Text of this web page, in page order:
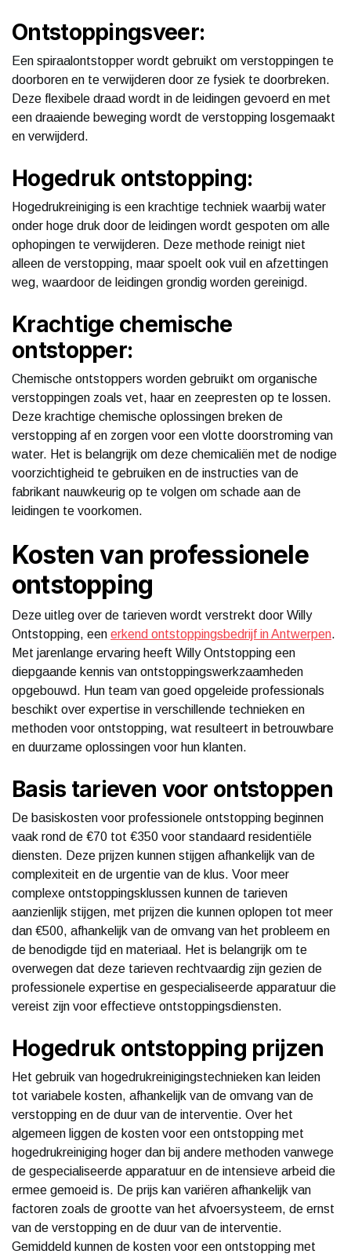
Ontstoppingsveer:
Een spiraalontstopper wordt gebruikt om verstoppingen te
doorboren en te verwijderen door ze fysiek te doorbreken.
Deze flexibele draad wordt in de leidingen gevoerd en met
een draaiende beweging wordt de verstopping losgemaakt
en verwijderd.
Hogedruk ontstopping:
Hogedrukreiniging is een krachtige techniek waarbij water
onder hoge druk door de leidingen wordt gespoten om alle
ophopingen te verwijderen. Deze methode reinigt niet
alleen de verstopping, maar spoelt ook vuil en afzettingen
weg, waardoor de leidingen grondig worden gereinigd.
Krachtige chemische
ontstopper:
Chemische ontstoppers worden gebruikt om organische
verstoppingen zoals vet, haar en zeepresten op te lossen.
Deze krachtige chemische oplossingen breken de
verstopping af en zorgen voor een vlotte doorstroming van
water. Het is belangrijk om deze chemicaliën met de nodige
voorzichtigheid te gebruiken en de instructies van de
fabrikant nauwkeurig op te volgen om schade aan de
leidingen te voorkomen.
Kosten van professionele
ontstopping
Deze uitleg over de tarieven wordt verstrekt door Willy
Ontstopping, een erkend ontstoppingsbedrijf in Antwerpen.
Met jarenlange ervaring heeft Willy Ontstopping een
diepgaande kennis van ontstoppingswerkzaamheden
opgebouwd. Hun team van goed opgeleide professionals
beschikt over expertise in verschillende technieken en
methoden voor ontstopping, wat resulteert in betrouwbare
en duurzame oplossingen voor hun klanten.
Basis tarieven voor ontstoppen
De basiskosten voor professionele ontstopping beginnen
vaak rond de €70 tot €350 voor standaard residentiële
diensten. Deze prijzen kunnen stijgen afhankelijk van de
complexiteit en de urgentie van de klus. Voor meer
complexe ontstoppingsklussen kunnen de tarieven
aanzienlijk stijgen, met prijzen die kunnen oplopen tot meer
dan €500, afhankelijk van de omvang van het probleem en
de benodigde tijd en materiaal. Het is belangrijk om te
overwegen dat deze tarieven rechtvaardig zijn gezien de
professionele expertise en gespecialiseerde apparatuur die
vereist zijn voor effectieve ontstoppingsdiensten.
Hogedruk ontstopping prijzen
Het gebruik van hogedrukreinigingstechnieken kan leiden
tot variabele kosten, afhankelijk van de omvang van de
verstopping en de duur van de interventie. Over het
algemeen liggen de kosten voor een ontstopping met
hogedrukreiniging hoger dan bij andere methoden vanwege
de gespecialiseerde apparatuur en de intensieve arbeid die
ermee gemoeid is. De prijs kan variëren afhankelijk van
factoren zoals de grootte van het afvoersysteem, de ernst
van de verstopping en de duur van de interventie.
Gemiddeld kunnen de kosten voor een ontstopping met